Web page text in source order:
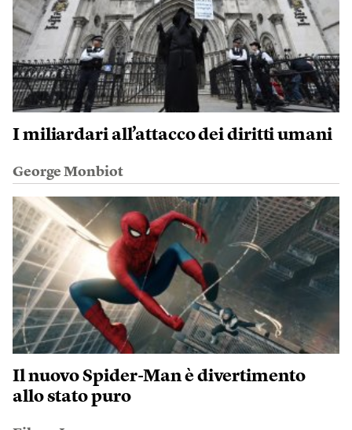
I miliardari all’attacco dei diritti umani
George Monbiot
Il nuovo Spider-Man è divertimento
allo stato puro